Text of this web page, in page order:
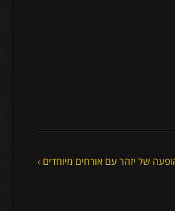
של יזהר עם אורחים מיוחדים ›